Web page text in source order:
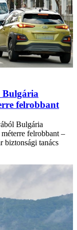
Bulgária
felrobbant
Bulgária
felrobbant –
biztonsági tanács